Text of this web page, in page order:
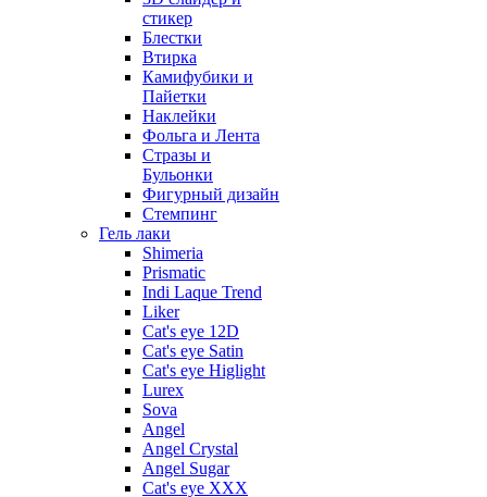
стикер
Блестки
Втирка
Камифубики и
Пайетки
Наклейки
Фольга и Лента
Стразы и
Бульонки
Фигурный дизайн
Стемпинг
Гель лаки
Shimeria
Prismatic
Indi Laque Trend
Liker
Cat's eye 12D
Cat's eye Satin
Cat's eye Higlight
Lurex
Sova
Angel
Angel Crystal
Angel Sugar
Cat's eye XXX